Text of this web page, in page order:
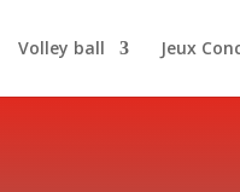
Volley ball Jeux